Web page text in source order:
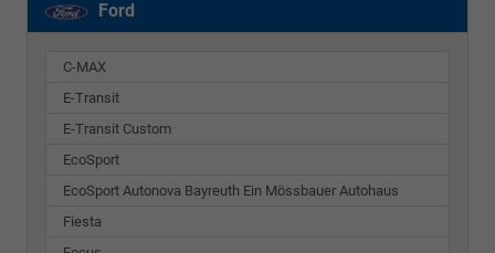
Ford
C-MAX
E-Transit
E-Transit Custom
EcoSport
EcoSport Autonova Bayreuth Ein Mössbauer Autohaus
Fiesta